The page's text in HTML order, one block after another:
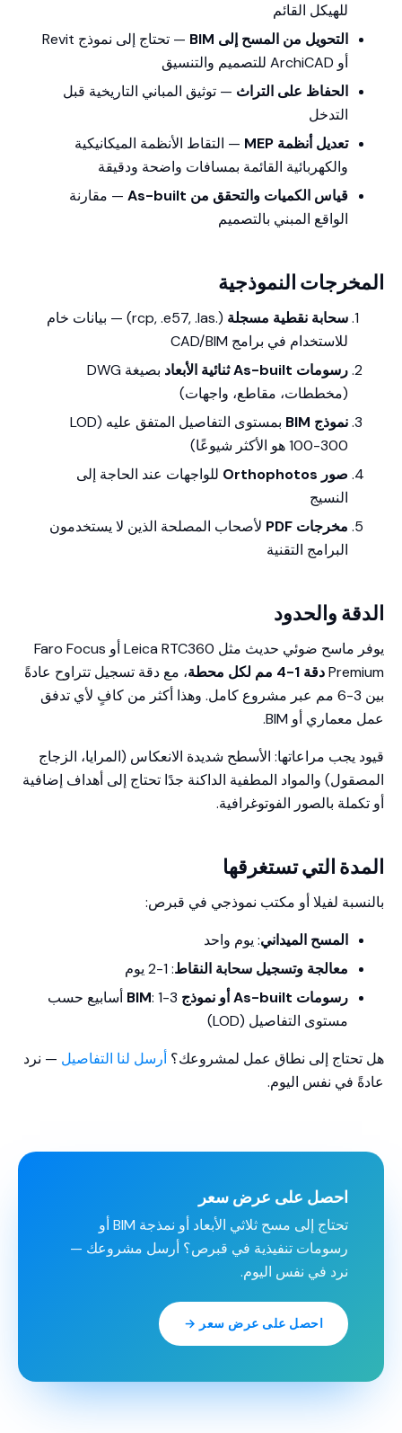
للهيكل القائم
التحويل من المسح إلى BIM
— تحتاج إلى نموذج Revit
أو ArchiCAD للتصميم والتنسيق
الحفاظ على التراث — توثيق المباني التاريخية قبل
التدخل
تعديل أنظمة MEP
— التقاط الأنظمة الميكانيكية
والكهربائية القائمة بمسافات واضحة ودقيقة
قياس الكميات والتحقق من As-built
— مقارنة
الواقع المبني بالتصميم
المخرجات النموذجية
سحابة نقطية مسجلة
(.rcp, .e57, .las) — بيانات خام
للاستخدام في برامج CAD/BIM
رسومات As-built ثنائية الأبعاد
بصيغة DWG
(مخططات، مقاطع، واجهات)
نموذج BIM
بمستوى التفاصيل المتفق عليه (LOD
100-300 هو الأكثر شيوعًا)
صور Orthophotos
للواجهات عند الحاجة إلى
النسيج
مخرجات PDF
لأصحاب المصلحة الذين لا يستخدمون
البرامج التقنية
الدقة والحدود
يوفر ماسح ضوئي حديث مثل Leica RTC360 أو Faro Focus
Premiumدقة 1-4 مم لكل محطة
، مع دقة تسجيل تتراوح عادةً
بين 3-6 مم عبر مشروع كامل. وهذا أكثر من كافٍ لأي تدفق
عمل معماري أو BIM.
قيود يجب مراعاتها: الأسطح شديدة الانعكاس (المرايا، الزجاج
المصقول) والمواد المطفية الداكنة جدًا تحتاج إلى أهداف إضافية
أو تكملة بالصور الفوتوغرافية.
المدة التي تستغرقها
بالنسبة لفيلا أو مكتب نموذجي في قبرص:
المسح الميداني: يوم واحد
معالجة وتسجيل سحابة النقاط: 1-2 يوم
رسومات As-built أو نموذج BIM
: 1-3 أسابيع حسب
مستوى التفاصيل (LOD)
هل تحتاج إلى نطاق عمل لمشروعك؟ أرسل لنا التفاصيل — نرد
عادةً في نفس اليوم.
احصل على عرض سعر
تحتاج إلى مسح ثلاثي الأبعاد أو نمذجة BIM أو
رسومات تنفيذية في قبرص؟ أرسل مشروعك —
نرد في نفس اليوم.
احصل على عرض سعر →